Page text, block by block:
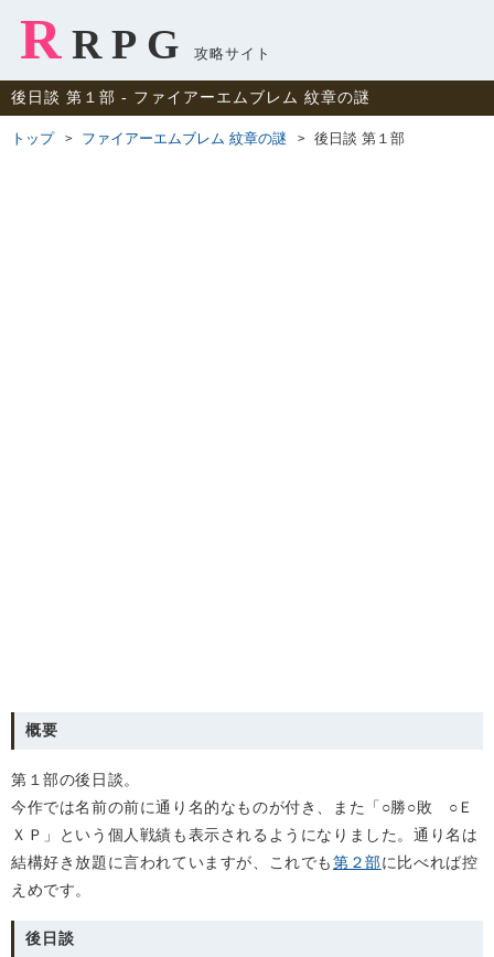
R RPG 攻略サイト
後日談 第１部 ‐ ファイアーエムブレム 紋章の謎
トップ ファイアーエムブレム 紋章の謎 後日談 第１部
概要
第１部の後日談。
今作では名前の前に通り名的なものが付き、また「○勝○敗 ○Ｅ
ＸＰ」という個人戦績も表示されるようになりました。通り名は
結構好き放題に言われていますが、これでも第２部に比べれば控
えめです。
後日談